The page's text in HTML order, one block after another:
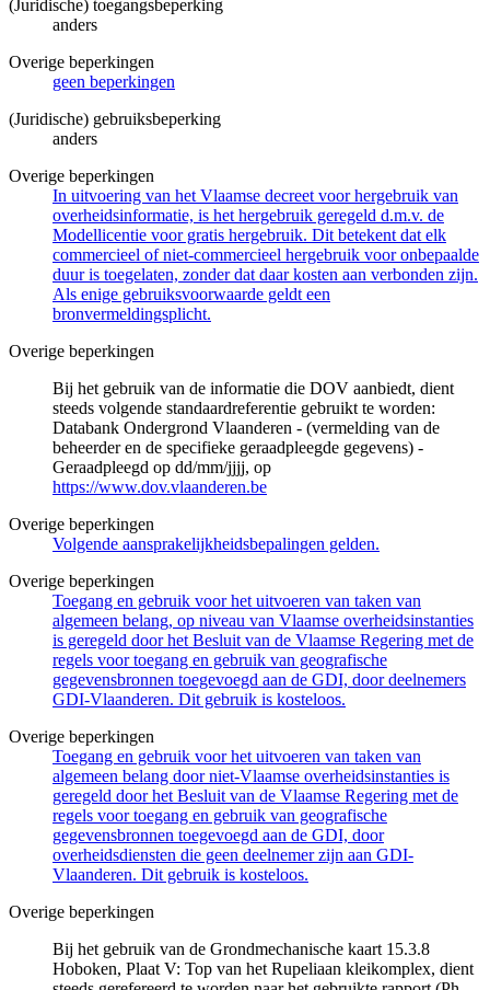
(Juridische) toegangsbeperking
anders
Overige beperkingen
geen beperkingen
(Juridische) gebruiksbeperking
anders
Overige beperkingen
In uitvoering van het Vlaamse decreet voor hergebruik van
overheidsinformatie, is het hergebruik geregeld d.m.v. de
Modellicentie voor gratis hergebruik. Dit betekent dat elk
commercieel of niet-commercieel hergebruik voor onbepaalde
duur is toegelaten, zonder dat daar kosten aan verbonden zijn.
Als enige gebruiksvoorwaarde geldt een
bronvermeldingsplicht.
Overige beperkingen
Bij het gebruik van de informatie die DOV aanbiedt, dient
steeds volgende standaardreferentie gebruikt te worden:
Databank Ondergrond Vlaanderen - (vermelding van de
beheerder en de specifieke geraadpleegde gegevens) -
Geraadpleegd op dd/mm/jjjj, op
https://www.dov.vlaanderen.be
Overige beperkingen
Volgende aansprakelijkheidsbepalingen gelden.
Overige beperkingen
Toegang en gebruik voor het uitvoeren van taken van
algemeen belang, op niveau van Vlaamse overheidsinstanties
is geregeld door het Besluit van de Vlaamse Regering met de
regels voor toegang en gebruik van geografische
gegevensbronnen toegevoegd aan de GDI, door deelnemers
GDI-Vlaanderen. Dit gebruik is kosteloos.
Overige beperkingen
Toegang en gebruik voor het uitvoeren van taken van
algemeen belang door niet-Vlaamse overheidsinstanties is
geregeld door het Besluit van de Vlaamse Regering met de
regels voor toegang en gebruik van geografische
gegevensbronnen toegevoegd aan de GDI, door
overheidsdiensten die geen deelnemer zijn aan GDI-
Vlaanderen. Dit gebruik is kosteloos.
Overige beperkingen
Bij het gebruik van de Grondmechanische kaart 15.3.8
Hoboken, Plaat V: Top van het Rupeliaan kleikomplex, dient